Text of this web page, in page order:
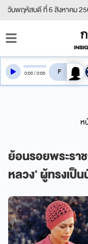
วันพฤหัสบดี ที่ 6 สิงหาคม
ห
ย้อนรอยพระร
หลวง' ผู้ทรงเป็
0:00/0:00 สลับเสี